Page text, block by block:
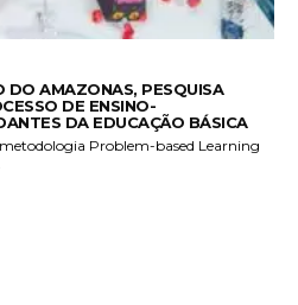
DO AMAZONAS, PESQUISA
DE ENSINO-
DA EDUCAÇÃO BÁSICA
Problem-based Learning